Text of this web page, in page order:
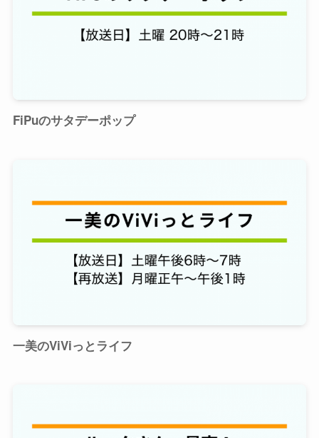
FiPuのサタデーポップ
一美のViViっとライフ